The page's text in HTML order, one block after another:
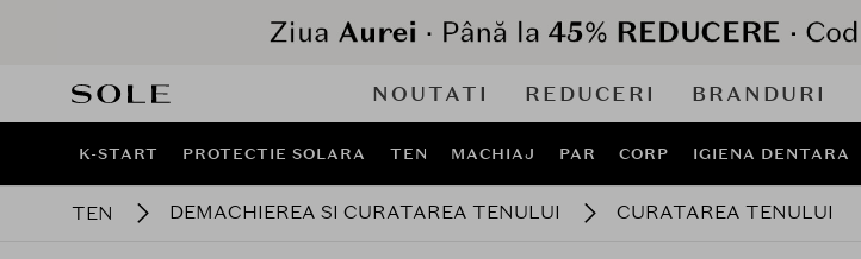
NOUTATI REDUCERI BRANDURI
K-START PROTECTIE SOLARA TEN MACHIAJ PAR CORP IGIENA DENTARA
TEN DEMACHIEREA SI CURATAREA TENULUI CURATAREA TENULUI